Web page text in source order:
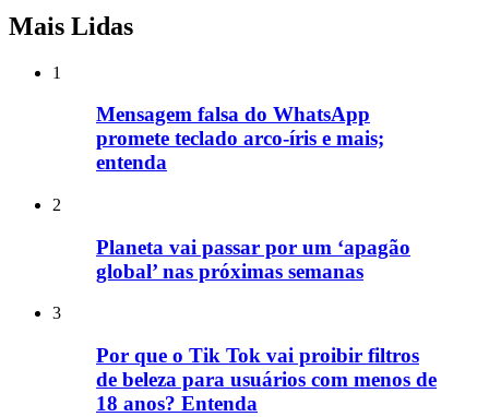
Mais Lidas
1
Mensagem falsa do WhatsApp
promete teclado arco-íris e mais;
entenda
2
Planeta vai passar por um ‘apagão
global’ nas próximas semanas
3
Por que o Tik Tok vai proibir filtros
de beleza para usuários com menos de
18 anos? Entenda